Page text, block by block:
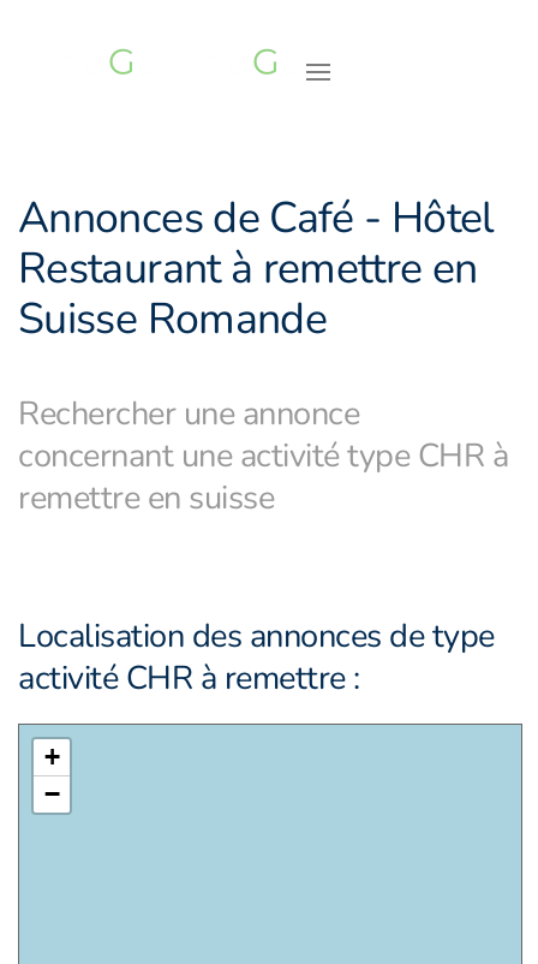
Accéder au contenu principal
Annonces de Café - Hôtel
Restaurant à remettre en
Suisse Romande
Rechercher une annonce
concernant une activité type CHR à
remettre en suisse
Localisation des annonces de type
activité CHR à remettre :
+
−